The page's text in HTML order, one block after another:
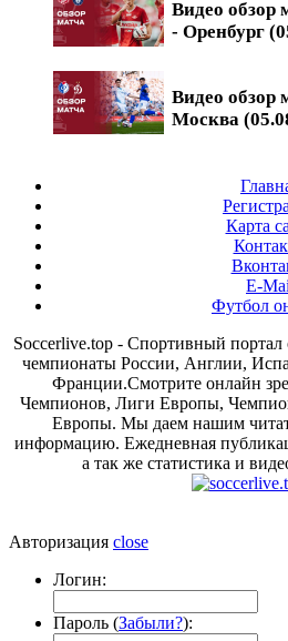
Видео обзор
- Оренбург
Видео
Москва
Карта
E-
Футбол
Soccerlive.top - Спортивный
чемпионаты России, Англии,
Франции.Смотрите онлайн
Чемпионов, Лиги Европы,
Европы. Мы даем нашим
информацию. Ежедневная
а так же статистика и
Авторизация close
Логин:
Пароль (Забыли?):